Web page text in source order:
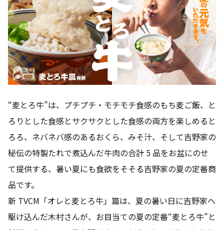
“麦とろ牛”は、プチプチ・モチモチ食感のもち麦ご飯、と
ろりとした食感とサクサクとした食感の両方を楽しめると
ろろ、ネバネバ感のあるおくら、みそ汁、そして吉野家の
秘伝の特製たれで煮込んだ牛肉の合計 5 品をお盆にのせ
て提供する、暑い夏にも食欲をそそる吉野家の夏の定番商
品です。
新 TVCM「オレと麦とろ牛」篇は、夏の暑い日に吉野家へ
駆け込んだ木村さんが、お目当ての夏の定番“麦とろ牛”と